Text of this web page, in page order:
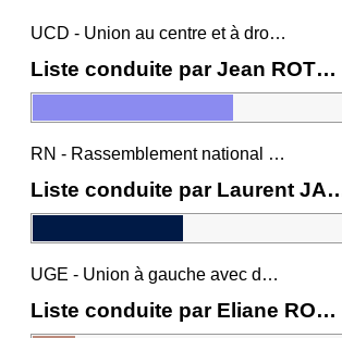
UCD - Union au centre et à droite
Liste conduite par Jean ROTTNER
RN - Rassemblement national et ses alliés
Liste conduite par
UGE - Union à gauche avec des écologistes
Liste conduite par Eliane ROMANI